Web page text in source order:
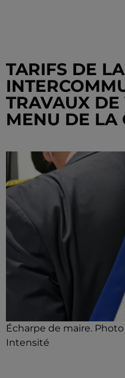
TARIFS DE
TRAVAUX
MENU DE LA
Écharpe de maire.
Intensité